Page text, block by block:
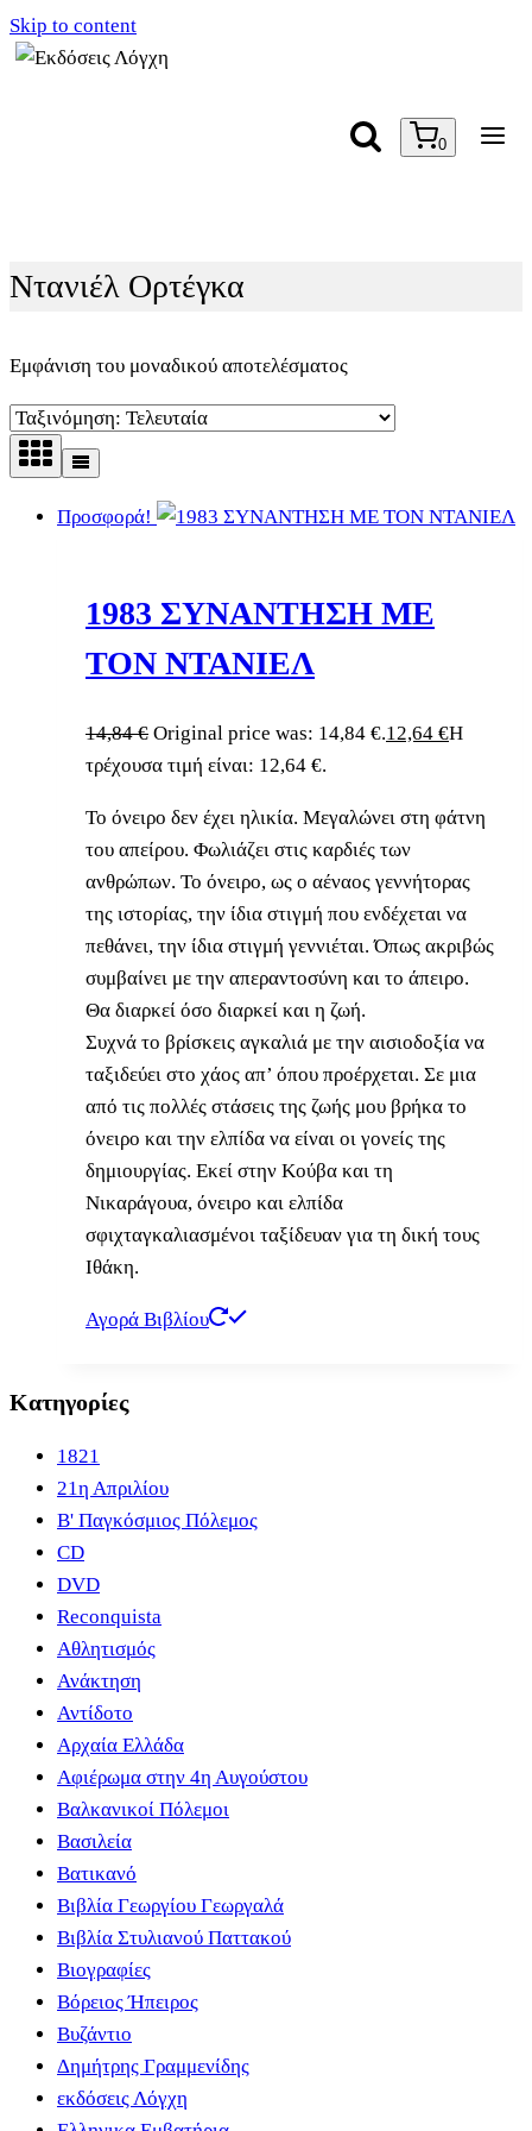
Skip to content
0
Ντανιέλ Ορτέγκα
Εμφάνιση του μοναδικού αποτελέσματος
Προσφορά!
1983 ΣΥΝΑΝΤΗΣΗ ΜΕ
ΤΟΝ ΝΤΑΝΙΕΛ
14,84€ Original price was: 14,84 €.12,64 €Η
τρέχουσα τιμή είναι: 12,64 €.
Το όνειρο δεν έχει ηλικία. Μεγαλώνει στη φάτνη
του απείρου. Φωλιάζει στις καρδιές των
ανθρώπων. Το όνειρο, ως ο αέναος γεννήτορας
της ιστορίας, την ίδια στιγμή που ενδέχεται να
πεθάνει, την ίδια στιγμή γεννιέται. Όπως ακριβώς
συμβαίνει με την απεραντοσύνη και το άπειρο.
Θα διαρκεί όσο διαρκεί και η ζωή.
Συχνά το βρίσκεις αγκαλιά με την αισιοδοξία να
ταξιδεύει στο χάος απ’ όπου προέρχεται. Σε μια
από τις πολλές στάσεις της ζωής μου βρήκα το
όνειρο και την ελπίδα να είναι οι γονείς της
δημιουργίας. Εκεί στην Κούβα και τη
Νικαράγουα, όνειρο και ελπίδα
σφιχταγκαλιασμένοι ταξίδευαν για τη δική τους
Ιθάκη.
Αγορά Βιβλίου
Κατηγορίες
1821
21η Απριλίου
B' Παγκόσμιος Πόλεμος
CD
DVD
Reconquista
Αθλητισμός
Ανάκτηση
Αντίδοτο
Αρχαία Ελλάδα
Αφιέρωμα στην 4η Αυγούστου
Βαλκανικοί Πόλεμοι
Βασιλεία
Βατικανό
Βιβλία Γεωργίου Γεωργαλά
Βιβλία Στυλιανού Παττακού
Βιογραφίες
Βόρειος Ήπειρος
Βυζάντιο
Δημήτρης Γραμμενίδης
εκδόσεις Λόγχη